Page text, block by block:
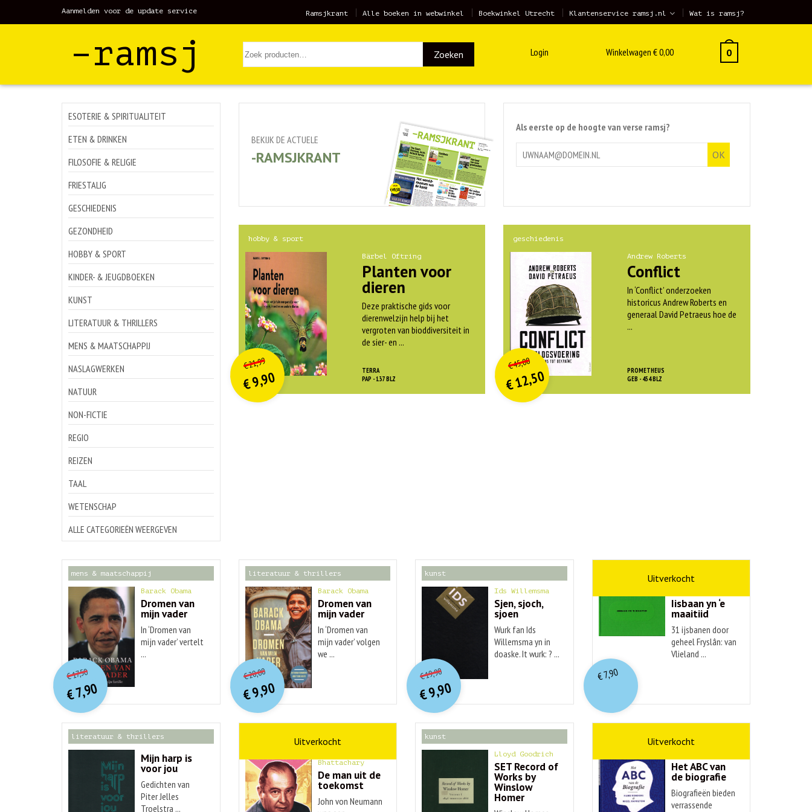
Aanmelden voor de update service Ramsjkrant Alle boeken in webwinkel Boekwinkel Utrecht Klantenservice ramsj.nl Wat is ramsj?
–ramsj Zoeken Login Winkelwagen €0,00 0
ESOTERIE & SPIRITUALITEIT
ETEN & DRINKEN
FILOSOFIE & RELIGIE
FRIESTALIG
GESCHIEDENIS
GEZONDHEID
HOBBY & SPORT
KINDER- & JEUGDBOEKEN
KUNST
LITERATUUR & THRILLERS
MENS & MAATSCHAPPIJ
NASLAGWERKEN
NATUUR
NON-FICTIE
REGIO
REIZEN
TAAL
WETENSCHAP
ALLE CATEGORIEËN WEERGEVEN
BEKIJK DE ACTUELE
-RAMSJKRANT
Als eerste op de hoogte van verse ramsj?
hobby & sport
Bärbel Oftring
Planten voor
dieren
Deze praktische gids voor
dierenwelzijn help bij het
vergroten van bioddiversiteit in
de sier- en ...
TERRA
PAP - 137 BLZ
€21,99O
orspr
onkelijke
prijs
was:
€ 21,99.
€9,90
Huidige
prijs
is:
€ 9,90.
geschiedenis
Andrew Roberts
Conflict
In ‘Conflict’ onderzoeken
historicus Andrew Roberts en
generaal David Petraeus hoe de
...
PROMETHEUS
GEB - 454 BLZ
€45,00O
orspr
onkelijke
prijs
was:
€ 45,00.
€12,50
Huidige
prijs
is:€ 12,50.
mens & maatschappij
Barack Obama
Dromen van
mijn vader
In ‘Dromen van
mijn vader’ vertelt
...
€17,50O
orspr
onkelijke
prijs
was:
€ 17,50.
€7,90
Huidige
prijs
is:
€ 7,90.
literatuur & thrillers
Barack Obama
Dromen van
mijn vader
In ‘Dromen van
mijn vader’ volgen
we ...
€20,00O
orspr
onkelijke
prijs
was:
€ 20,00.
€9,90
Huidige
prijs
is:
€ 9,90.
kunst
Ids Willemsma
Sjen, sjoch,
sjoen
Wurk fan Ids
Willemsma yn in
doaske. It wurk: ? ...
€19,90O
orspr
onkelijke
prijs
was:
€ 19,90.
€9,90
Huidige
prijs
is:
€ 9,90.
Iisbaan yn ‘e
maaitiid
31 ijsbanen door
geheel Fryslân: van
Vlieland ...
€7,90
literatuur & thrillers
Mijn harp is
voor jou
Gedichten van
Piter Jelles
Troelstra ...
Bhattachary
De man uit de
toekomst
John von Neumann
kunst
Lloyd Goodrich
SET Record of
Works by
Winslow
Homer
Het ABC van
de biografie
Biografieën bieden
verrassende